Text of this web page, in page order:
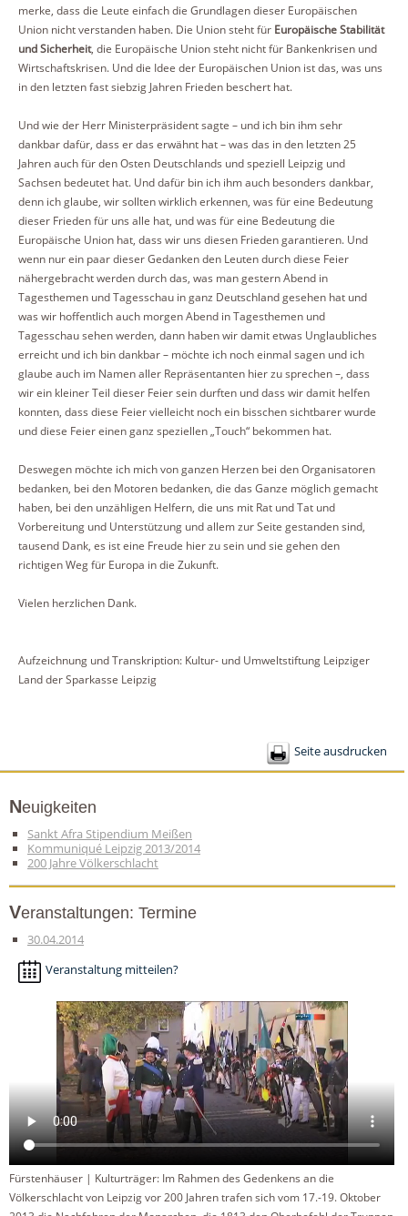
merke, dass die Leute einfach die Grundlagen dieser Europäischen
Union nicht verstanden haben. Die Union steht für Europäische Stabilität
und Sicherheit, die Europäische Union steht nicht für Bankenkrisen und
Wirtschaftskrisen. Und die Idee der Europäischen Union ist das, was uns
in den letzten fast siebzig Jahren Frieden beschert hat.
Und wie der Herr Ministerpräsident sagte – und ich bin ihm sehr
dankbar dafür, dass er das erwähnt hat – was das in den letzten 25
Jahren auch für den Osten Deutschlands und speziell Leipzig und
Sachsen bedeutet hat. Und dafür bin ich ihm auch besonders dankbar,
denn ich glaube, wir sollten wirklich erkennen, was für eine Bedeutung
dieser Frieden für uns alle hat, und was für eine Bedeutung die
Europäische Union hat, dass wir uns diesen Frieden garantieren. Und
wenn nur ein paar dieser Gedanken den Leuten durch diese Feier
nähergebracht werden durch das, was man gestern Abend in
Tagesthemen und Tagesschau in ganz Deutschland gesehen hat und
was wir hoffentlich auch morgen Abend in Tagesthemen und
Tagesschau sehen werden, dann haben wir damit etwas Unglaubliches
erreicht und ich bin dankbar – möchte ich noch einmal sagen und ich
glaube auch im Namen aller Repräsentanten hier zu sprechen –, dass
wir ein kleiner Teil dieser Feier sein durften und dass wir damit helfen
konnten, dass diese Feier vielleicht noch ein bisschen sichtbarer wurde
und diese Feier einen ganz speziellen „Touch“ bekommen hat.
Deswegen möchte ich mich von ganzen Herzen bei den Organisatoren
bedanken, bei den Motoren bedanken, die das Ganze möglich gemacht
haben, bei den unzähligen Helfern, die uns mit Rat und Tat und
Vorbereitung und Unterstützung und allem zur Seite gestanden sind,
tausend Dank, es ist eine Freude hier zu sein und sie gehen den
richtigen Weg für Europa in die Zukunft.
Vielen herzlichen Dank.
Aufzeichnung und Transkription: Kultur- und Umweltstiftung Leipziger
Land der Sparkasse Leipzig
Seite ausdrucken
Neuigkeiten
Sankt Afra Stipendium Meißen
Kommuniqué Leipzig 2013/2014
200 Jahre Völkerschlacht
Veranstaltungen: Termine
30.04.2014
Veranstaltung mitteilen?
Fürstenhäuser | Kulturträger: Im Rahmen des Gedenkens an die
Völkerschlacht von Leipzig vor 200 Jahren trafen sich vom 17.-19. Oktober